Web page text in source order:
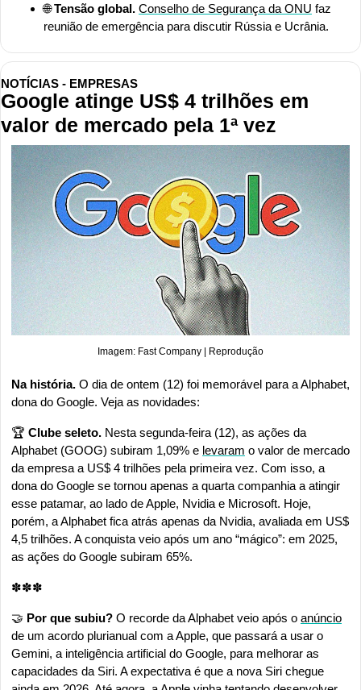
🌐 Tensão global. Conselho de Segurança da ONU faz
reunião de emergência para discutir Rússia e Ucrânia.
NOTÍCIAS - EMPRESAS
Google atinge US$ 4 trilhões em
valor de mercado pela 1ª vez
Imagem: Fast Company | Reprodução
Na história. O dia de ontem (12) foi memorável para a Alphabet,
dona do Google. Veja as novidades:
🏆 Clube seleto. Nesta segunda-feira (12), as ações da
Alphabet (GOOG) subiram 1,09% e levaram o valor de mercado
da empresa a US$ 4 trilhões pela primeira vez. Com isso, a
dona do Google se tornou apenas a quarta companhia a atingir
esse patamar, ao lado de Apple, Nvidia e Microsoft. Hoje,
porém, a Alphabet fica atrás apenas da Nvidia, avaliada em US$
4,5 trilhões. A conquista veio após um ano “mágico”: em 2025,
as ações do Google subiram 65%.
✽✽✽
🤝 Por que subiu? O recorde da Alphabet veio após o anúncio
de um acordo plurianual com a Apple, que passará a usar o
Gemini, a inteligência artificial do Google, para melhorar as
capacidades da Siri. A expectativa é que a nova Siri chegue